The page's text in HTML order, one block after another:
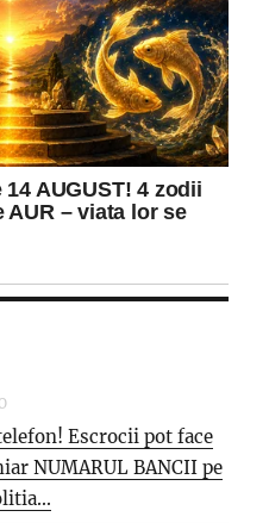
Escrocii pot face
NUMARUL BANCII pe